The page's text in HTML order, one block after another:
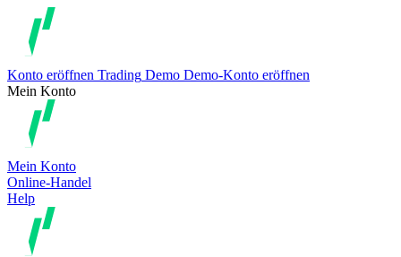
Konto eröffnen Trading Demo Demo-Konto eröffnen
Mein Konto
Mein Konto
Online-Handel
Help